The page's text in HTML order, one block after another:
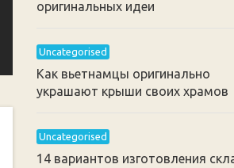
оригинальных идеи
Uncategorised
Как вьетнамцы оригинально
украшают крыши своих храмов
Uncategorised
14 вариантов изготовления